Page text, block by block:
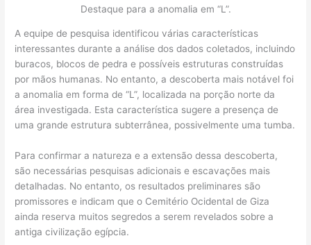
Destaque para a anomalia em “L”.
A equipe de pesquisa identificou várias características
interessantes durante a análise dos dados coletados, incluindo
buracos, blocos de pedra e possíveis estruturas construídas
por mãos humanas. No entanto, a descoberta mais notável foi
a anomalia em forma de “L”, localizada na porção norte da
área investigada. Esta característica sugere a presença de
uma grande estrutura subterrânea, possivelmente uma tumba.
Para confirmar a natureza e a extensão dessa descoberta,
são necessárias pesquisas adicionais e escavações mais
detalhadas. No entanto, os resultados preliminares são
promissores e indicam que o Cemitério Ocidental de Giza
ainda reserva muitos segredos a serem revelados sobre a
antiga civilização egípcia.